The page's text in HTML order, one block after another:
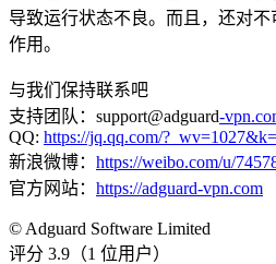
导致运行状态不良。而且，还对
作用。
与我们保持联系吧
支持团队：support@adguard-
QQ: https://jq.qq.com/
新浪微博： https://weibo.com/u/
官方网站： https://adguard-vpn.com
© Adguard Software Limited
评分 3.9（1 位用户）